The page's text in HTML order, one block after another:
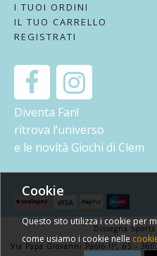
I TUOI ORDINI
IL TUO CARRELLO
REGISTRATI
Diventa Fan!
ritrova l’universo
e le novità Giochi di Clem
Dissegna
Via Papa Giovanni Paolo II°, 65 -
Cookie
Questo sito utilizza i cookie per
come usiamo i cookie nelle